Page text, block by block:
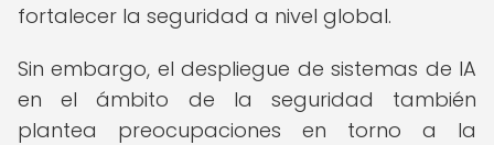
fortalecer la seguridad a nivel global.
Sin embargo, el despliegue de sistemas de IA
en el ámbito de la seguridad también
plantea preocupaciones en torno a la